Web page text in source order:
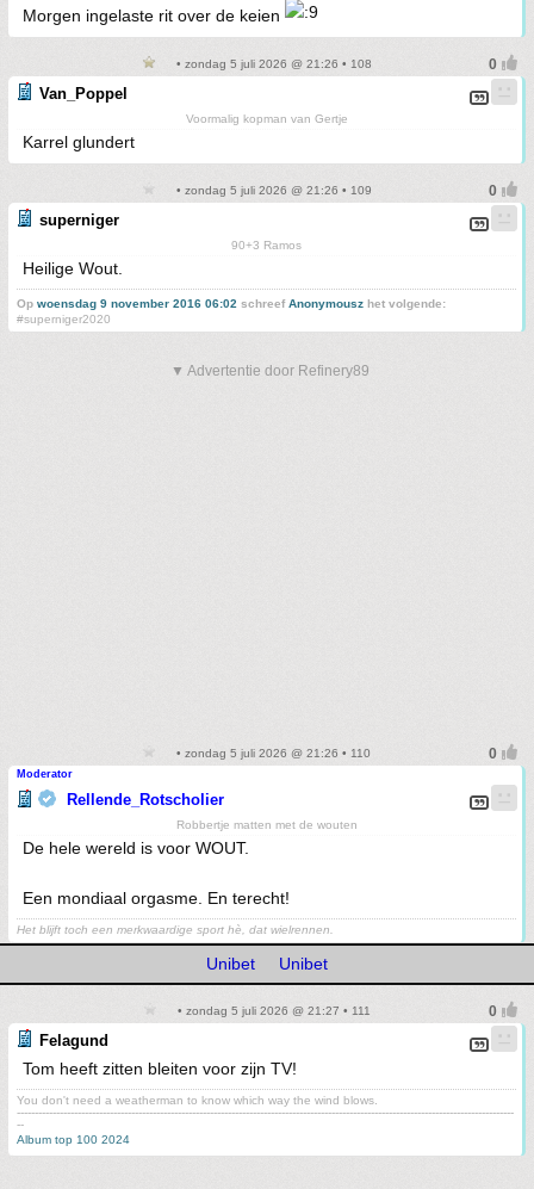
Morgen ingelaste rit over de keien
• zondag 5 juli 2026 @ 21:26 • 108
Van_Poppel
Voormalig kopman van Gertje
Karrel glundert
• zondag 5 juli 2026 @ 21:26 • 109
superniger
90+3 Ramos
Heilige Wout.
Op woensdag 9 november 2016 06:02 schreefAnonymousz het volgende:
#superniger2020
▼ Advertentie door Refinery89
• zondag 5 juli 2026 @ 21:26 • 110
Moderator
Rellende_Rotscholier
Robbertje matten met de wouten
De hele wereld is voor WOUT.
Een mondiaal orgasme. En terecht!
Het blijft toch een merkwaardige sport hè, dat wielrennen.
Unibet Unibet
• zondag 5 juli 2026 @ 21:27 • 111
Felagund
Tom heeft zitten bleiten voor zijn TV!
You don't need a weatherman to know which way the wind blows.
-------------------------------------------------------------------------------------------------------------------------------------------
--
Album top 100 2024